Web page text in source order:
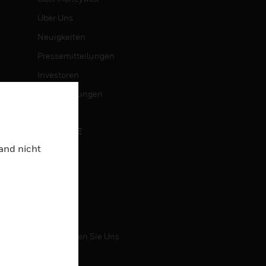
Über Uns
Neuigkeiten
Pressemitteilungen
Investoren
Veranstaltungen
KARRIERE
Karriere
Kontaktieren Sie Uns
nicht